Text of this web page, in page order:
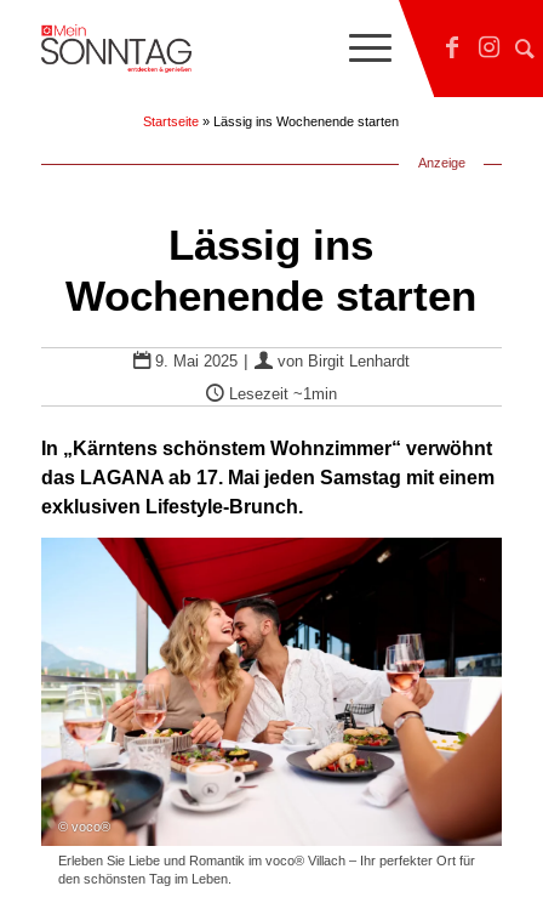
Startseite »Lässig ins Wochenende starten
Anzeige
Lässig ins
Wochenende starten
9. Mai 2025 | von Birgit Lenhardt
Lesezeit ~1min
In „Kärntens schönstem Wohnzimmer“ verwöhnt
das LAGANA ab 17. Mai jeden Samstag mit einem
exklusiven Lifestyle-Brunch.
© voco®
Erleben Sie Liebe und Romantik im voco® Villach – Ihr perfekter Ort für
den schönsten Tag im Leben.